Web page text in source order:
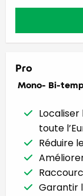
Pro
Mono- Bi-
toute
Réduire
Garantir